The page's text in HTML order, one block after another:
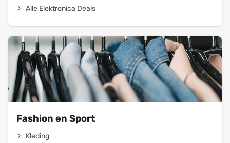
Alle Elektronica Deals
Fashion en Sport
Kleding